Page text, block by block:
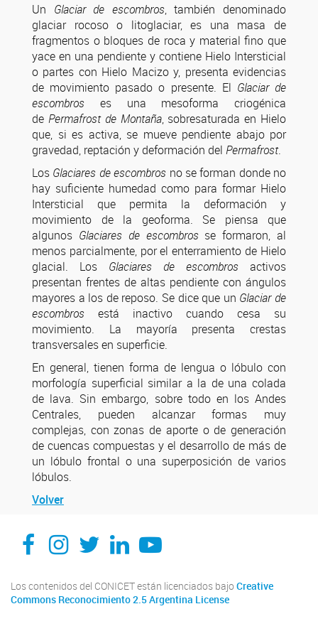
Un Glaciar de escombros, también denominado
glaciar rocoso o litoglaciar, es una masa de
fragmentos o bloques de roca y material fino que
yace en una pendiente y contiene Hielo Intersticial
o partes con Hielo Macizo y, presenta evidencias
de movimiento pasado o presente. El Glaciar de
escombros es una mesoforma criogénica
de Permafrost de Montaña, sobresaturada en Hielo
que, si es activa, se mueve pendiente abajo por
gravedad, reptación y deformación del Permafrost.
Los Glaciares de escombros no se forman donde no
hay suficiente humedad como para formar Hielo
Intersticial que permita la deformación y
movimiento de la geoforma. Se piensa que
algunos Glaciares de escombrosse formaron, al
menos parcialmente, por el enterramiento de Hielo
glacial. Los Glaciares de escombros activos
presentan frentes de altas pendiente con ángulos
mayores a los de reposo. Se dice que un Glaciar de
escombros está inactivo cuando cesa su
movimiento. La mayoría presenta crestas
transversales en superficie.
En general, tienen forma de lengua o lóbulo con
morfología superficial similar a la de una colada
de lava. Sin embargo, sobre todo en los Andes
Centrales, pueden alcanzar formas muy
complejas, con zonas de aporte o de generación
de cuencas compuestas y el desarrollo de más de
un lóbulo frontal o una superposición de varios
lóbulos.
Volver
Facebook
Instagram
Twitter
Linkedin
Youtube
Los contenidos del CONICET están licenciados bajo Creative
Commons Reconocimiento 2.5 Argentina License